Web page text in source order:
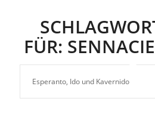
FÜR:
Esperanto, Ido und Kavernido